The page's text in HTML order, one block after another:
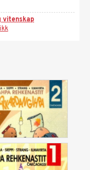
vitenskap